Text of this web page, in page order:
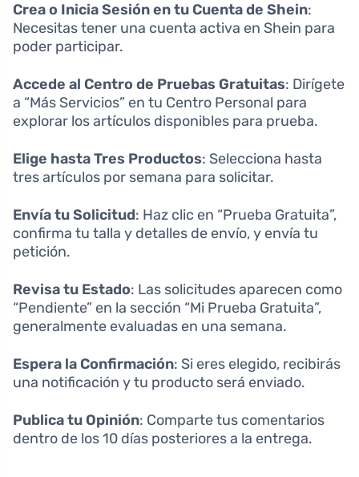
Crea o Inicia Sesión en tu Cuenta de Shein:
Necesitas tener una cuenta activa en Shein para
poder participar.
Accede al Centro de Pruebas Gratuitas: Dirígete
a “Más Servicios” en tu Centro Personal para
explorar los artículos disponibles para prueba.
Elige hasta Tres Productos: Selecciona hasta
tres artículos por semana para solicitar.
Envía tu Solicitud: Haz clic en “Prueba Gratuita”,
confirma tu talla y detalles de envío, y envía tu
petición.
Revisa tu Estado: Las solicitudes aparecen como
“Pendiente” en la sección “Mi Prueba Gratuita”,
generalmente evaluadas en una semana.
Espera la Confirmación: Si eres elegido, recibirás
una notificación y tu producto será enviado.
Publica tu Opinión: Comparte tus comentarios
dentro de los 10 días posteriores a la entrega.